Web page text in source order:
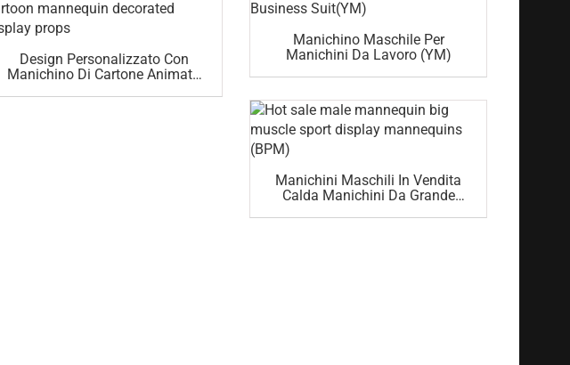
Design Personalizzato Con
Manichino Di Cartone Animato
Manichino Maschile Per
Manichini Da Lavoro (YM)
Manichini Maschili In Vendita
Calda Manichini Da Grande